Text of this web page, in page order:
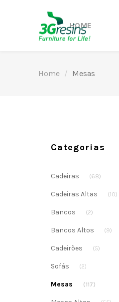
HOME
Home Mesas
Categorias
Cadeiras (68)
Cadeiras Altas (10)
Bancos (2)
Bancos Altos (9)
Cadeirões (5)
Sofás (2)
Mesas (117)